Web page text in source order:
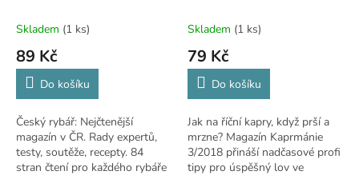
Skladem (1 ks)
89 Kč
Do košíku
Český rybář: Nejčtenější
magazín v ČR. Rady expertů,
testy, soutěže, recepty. 84
stran čtení pro každého rybáře
Skladem (1 ks)
79 Kč
Do košíku
Jak na říční kapry, když prší a
mrzne? Magazín Kaprmánie
3/2018 přináší nadčasové profi
tipy pro úspěšný lov ve